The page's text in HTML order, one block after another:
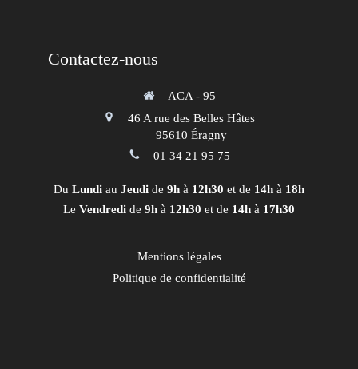
Contactez-nous
ACA - 95
46 A rue des Belles Hâtes
95610 Éragny
01 34 21 95 75
Du Lundi au Jeudi de 9h à 12h30 et de 14h à 18h
Le Vendredi de 9h à 12h30 et de 14h à 17h30
Mentions légales
Politique de confidentialité